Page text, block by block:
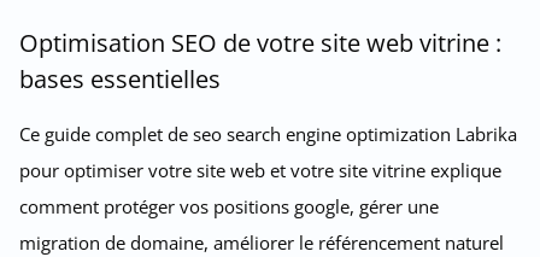
Optimisation SEO de votre site web vitrine :
bases essentielles
Ce guide complet de seo search engine optimization Labrika
pour optimiser votre site web et votre site vitrine explique
comment protéger vos positions google, gérer une
migration de domaine, améliorer le référencement naturel